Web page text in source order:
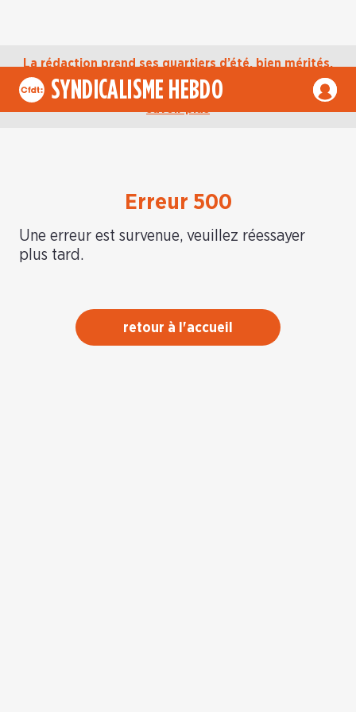
La rédaction prend ses quartiers d’été, bien mérités,
jusqu’au mardi 1er septembre. D’ici là, retrouvez
l’actualité de la CFDT sur notre compte Bluesky. En
SYNDICALISME HEBDO
Erreur 500
Une erreur est survenue, veuillez réessayer
plus tard.
retour à l'accueil